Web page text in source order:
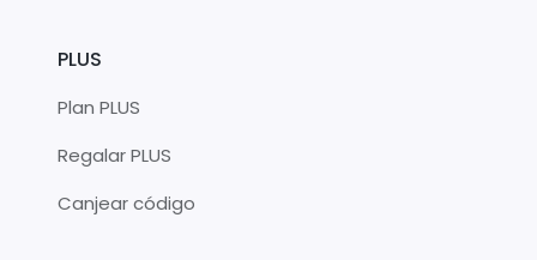
PLUS
Plan PLUS
Regalar PLUS
Canjear código